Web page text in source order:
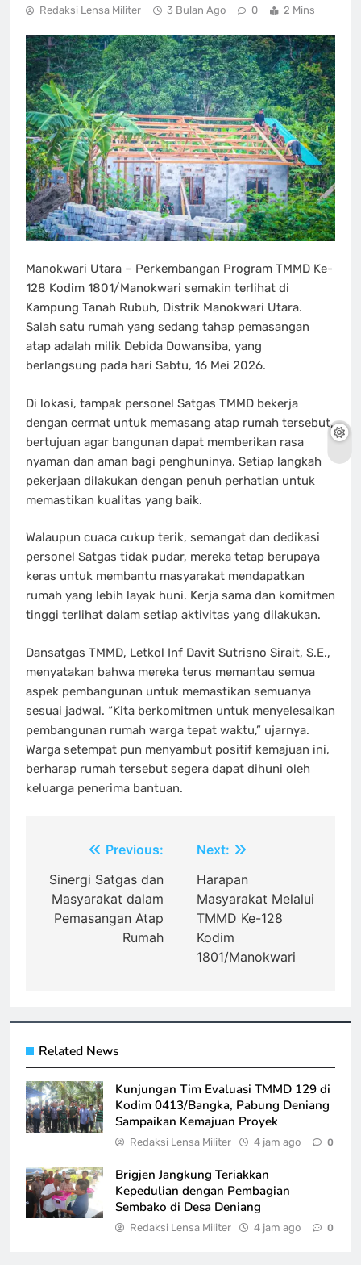
Redaksi Lensa Militer 3 Bulan Ago 0 2 Mins
Manokwari Utara – Perkembangan Program TMMD Ke-
128 Kodim 1801/Manokwari semakin terlihat di
Kampung Tanah Rubuh, Distrik Manokwari Utara.
Salah satu rumah yang sedang tahap pemasangan
atap adalah milik Debida Dowansiba, yang
berlangsung pada hari Sabtu, 16 Mei 2026.
Di lokasi, tampak personel Satgas TMMD bekerja
dengan cermat untuk memasang atap rumah tersebut,
bertujuan agar bangunan dapat memberikan rasa
nyaman dan aman bagi penghuninya. Setiap langkah
pekerjaan dilakukan dengan penuh perhatian untuk
memastikan kualitas yang baik.
Walaupun cuaca cukup terik, semangat dan dedikasi
personel Satgas tidak pudar, mereka tetap berupaya
keras untuk membantu masyarakat mendapatkan
rumah yang lebih layak huni. Kerja sama dan komitmen
tinggi terlihat dalam setiap aktivitas yang dilakukan.
Dansatgas TMMD, Letkol Inf Davit Sutrisno Sirait, S.E.,
menyatakan bahwa mereka terus memantau semua
aspek pembangunan untuk memastikan semuanya
sesuai jadwal. “Kita berkomitmen untuk menyelesaikan
pembangunan rumah warga tepat waktu,” ujarnya.
Warga setempat pun menyambut positif kemajuan ini,
berharap rumah tersebut segera dapat dihuni oleh
keluarga penerima bantuan.
Navigasi
pos
Previous:
Sinergi Satgas dan
Masyarakat dalam
Pemasangan Atap
Rumah
Next:
Harapan
Masyarakat Melalui
TMMD Ke-128
Kodim
1801/Manokwari
Related News
Kunjungan Tim Evaluasi TMMD 129 di
Kodim 0413/Bangka, Pabung Deniang
Sampaikan Kemajuan Proyek
Redaksi Lensa Militer 4 jam ago 0
Brigjen Jangkung Teriakkan
Kepedulian dengan Pembagian
Sembako di Desa Deniang
Redaksi Lensa Militer 4 jam ago 0